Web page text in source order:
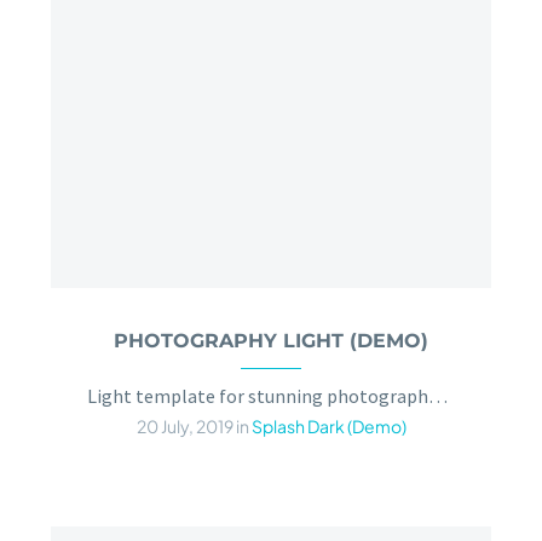
PHOTOGRAPHY LIGHT (DEMO)
Light template for stunning photography portfolio page
20 July, 2019in Splash Dark (Demo)